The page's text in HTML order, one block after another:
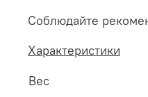
Соблюдайте
Характеристики
Вес